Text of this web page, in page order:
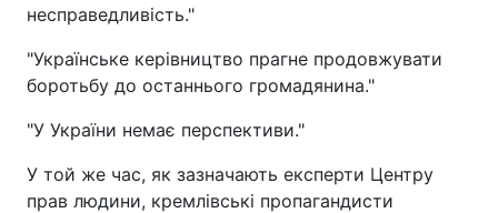
несправедливість."
"Українське керівництво прагне продовжувати
боротьбу до останнього громадянина."
"У України немає перспективи."
У той же час, як зазначають експерти Центру
прав людини, кремлівські пропагандисти